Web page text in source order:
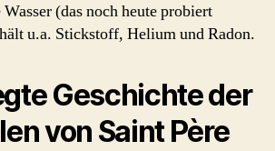
(das noch heute probiert
u.a. Stickstoff, Helium und Radon.
Geschichte der
von Saint Père